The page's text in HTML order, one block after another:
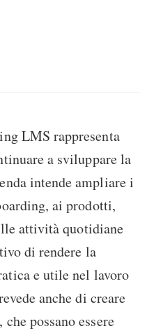
LMS rappresenta
a sviluppare la
intende ampliare i
ai prodotti,
attività quotidiane
di rendere la
e utile nel lavoro
anche di creare
possano essere